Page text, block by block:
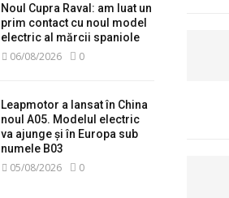
Noul Cupra Raval: am luat un
prim contact cu noul model
electric al mărcii spaniole
06/08/2026 0
Leapmotor a lansat în China
noul A05. Modelul electric
va ajunge și în Europa sub
numele B03
05/08/2026 0